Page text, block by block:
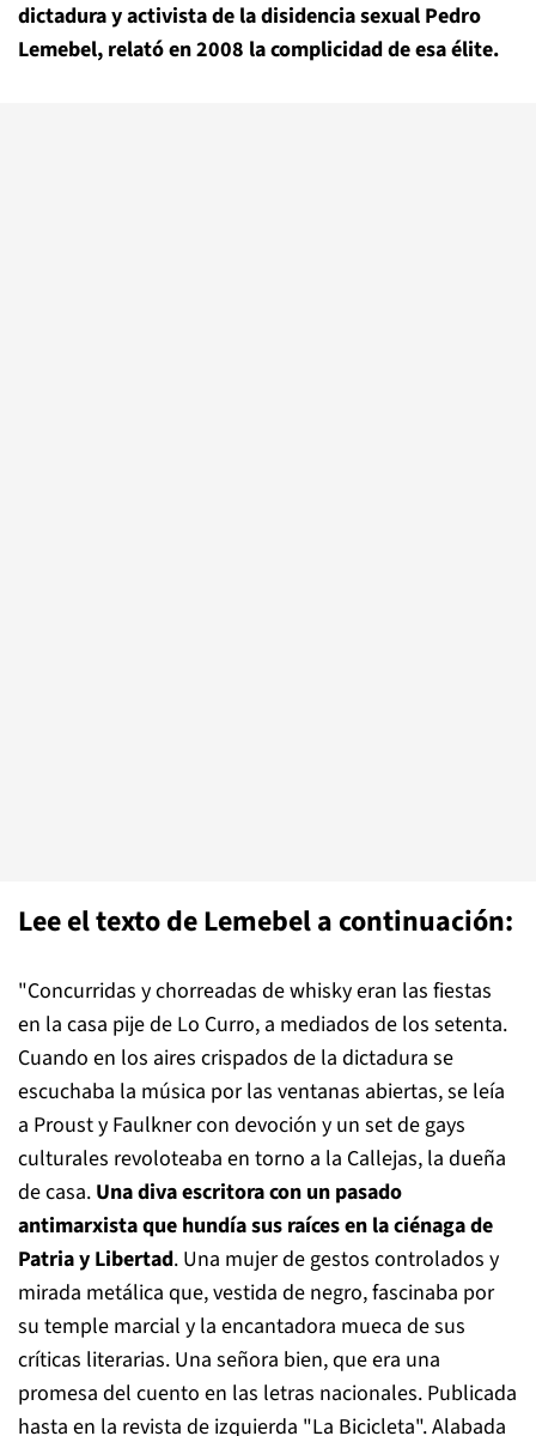
dictadura y activista de la disidencia sexual Pedro
Lemebel, relató en 2008 la complicidad de esa élite.
Lee el texto de Lemebel a continuación:
"Concurridas y chorreadas de whisky eran las fiestas
en la casa pije de Lo Curro, a mediados de los setenta.
Cuando en los aires crispados de la dictadura se
escuchaba la música por las ventanas abiertas, se leía
a Proust y Faulkner con devoción y un set de gays
culturales revoloteaba en torno a la Callejas, la dueña
de casa. Una diva escritora con un pasado
antimarxista que hundía sus raíces en la ciénaga de
Patria y Libertad. Una mujer de gestos controlados y
mirada metálica que, vestida de negro, fascinaba por
su temple marcial y la encantadora mueca de sus
críticas literarias. Una señora bien, que era una
promesa del cuento en las letras nacionales. Publicada
hasta en la revista de izquierda "La Bicicleta". Alabada